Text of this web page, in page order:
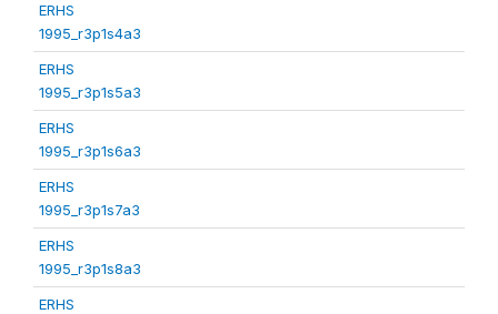
ERHS
1995_r3p1s4a3
ERHS
1995_r3p1s5a3
ERHS
1995_r3p1s6a3
ERHS
1995_r3p1s7a3
ERHS
1995_r3p1s8a3
ERHS